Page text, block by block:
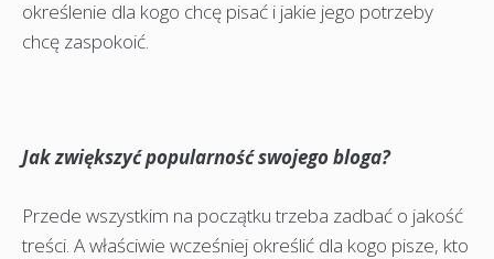
określenie dla kogo chcę pisać i jakie jego potrzeby
chcę zaspokoić.
Jak zwiększyć popularność swojego bloga?
Przede wszystkim na początku trzeba zadbać o jakość
treści. A właściwie wcześniej określić dla kogo pisze, kto